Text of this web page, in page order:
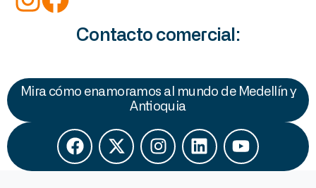
Contacto comercial:
Mira cómo enamoramos al mundo de Medellín y
Antioquia